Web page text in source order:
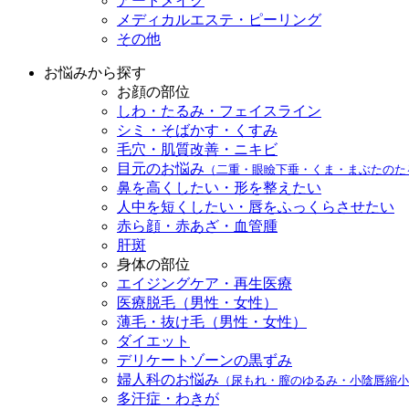
メディカルエステ・ピーリング
その他
お悩みから探す
お顔の部位
しわ・たるみ・フェイスライン
シミ・そばかす・くすみ
毛穴・肌質改善・ニキビ
目元のお悩み （二重・眼瞼下垂・くま・まぶたのた
鼻を高くしたい・形を整えたい
人中を短くしたい・唇をふっくらさせたい
赤ら顔・赤あざ・血管腫
肝斑
身体の部位
エイジングケア・再生医療
医療脱毛（男性・女性）
薄毛・抜け毛（男性・女性）
ダイエット
デリケートゾーンの黒ずみ
婦人科のお悩み （尿もれ・膣のゆるみ・小陰唇縮小
多汗症・わきが